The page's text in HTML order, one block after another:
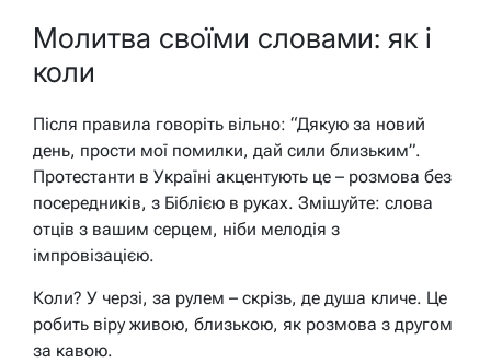
Молитва своїми словами: як і
коли
Після правила говоріть вільно: “Дякую за новий
день, прости мої помилки, дай сили близьким”.
Протестанти в Україні акцентують це – розмова без
посередників, з Біблією в руках. Змішуйте: слова
отців з вашим серцем, ніби мелодія з
імпровізацією.
Коли? У черзі, за рулем – скрізь, де душа кличе. Це
робить віру живою, близькою, як розмова з другом
за кавою.